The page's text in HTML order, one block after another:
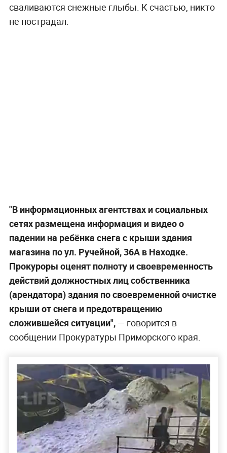
сваливаются снежные глыбы. К счастью, никто
не пострадал.
"В информационных агентствах и социальных
сетях размещена информация и видео о
падении на ребёнка снега с крыши здания
магазина по ул. Ручейной, 36А в Находке.
Прокуроры оценят полноту и своевременность
действий должностных лиц собственника
(арендатора) здания по своевременной очистке
крыши от снега и предотвращению
сложившейся ситуации",— говорится в
сообщении Прокуратуры Приморского края.